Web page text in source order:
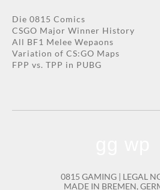
Die 0815 Comics
CSGO Major Winner History
All BF1 Melee Wepaons
Variation of CS:GO Maps
FPP vs. TPP in PUBG
0815 GAMING | LEGAL
MADE IN BREMEN,